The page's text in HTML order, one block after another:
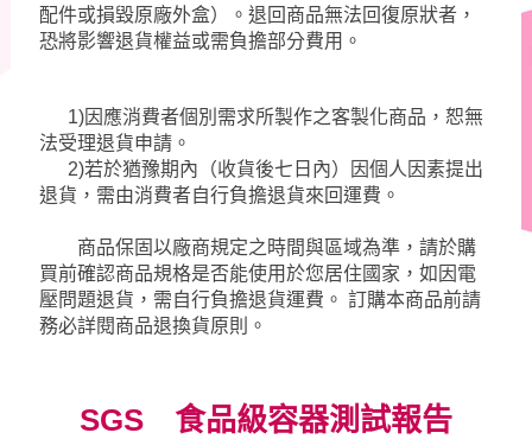
配件或損毀原廠外盒）。退回商品無法回復原狀者，
恐將影響退貨權益或需負擔部分費用。
1)因應消費者個別需求所製作之客製化商品，恕無
法受理退貨申請。
2)若於猶豫期內（收貨後七日內）因個人因素提出
退貨，需由消費者自行負擔退貨來回運費。
商品保固以廠商規定之時間與區域為準，請於購
買前確認商品規格是否能使用於您居住國家，如因電
壓問題退貨，需自行負擔退貨運費。 訂購本商品前請
務必詳閱商品退換貨原則。
SGS 食品級容器測試報告